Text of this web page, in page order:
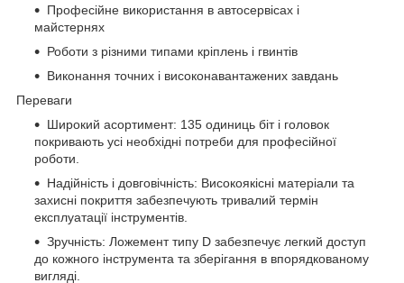
Професійне використання в автосервісах і
майстернях
Роботи з різними типами кріплень і гвинтів
Виконання точних і високонавантажених завдань
Переваги
Широкий асортимент: 135 одиниць біт і головок
покривають усі необхідні потреби для професійної
роботи.
Надійність і довговічність: Високоякісні матеріали та
захисні покриття забезпечують тривалий термін
експлуатації інструментів.
Зручність: Ложемент типу D забезпечує легкий доступ
до кожного інструмента та зберігання в впорядкованому
вигляді.